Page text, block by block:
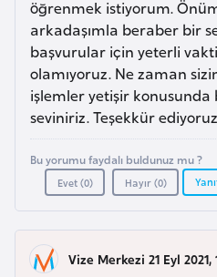
e
r
i
öğrenmek istiyorum.
arkadaşımla beraber bir
başvurular için yeterli
olamıyoruz. Ne zaman
işlemler yetişir konusunda
seviniriz. Teşekkür
Bu yorumu faydalı buldunuz mu ?
Evet (0) Hayır (0)
Vize Merkezi 21 Eyl 2021,
r
y
a
A
z
e
b
a
y